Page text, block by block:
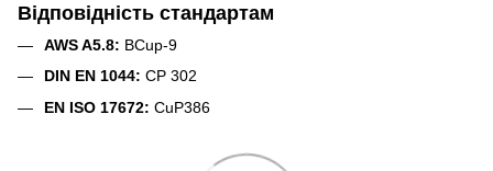
Відповідність стандартам
AWS A5.8: BCup-9
DIN EN 1044: CP 302
EN ISO 17672: CuP386